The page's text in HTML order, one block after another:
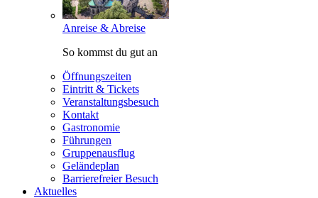
Anreise & Abreise
So kommst du gut an
Öffnungszeiten
Eintritt & Tickets
Veranstaltungsbesuch
Kontakt
Gastronomie
Führungen
Gruppenausflug
Geländeplan
Barrierefreier Besuch
Aktuelles